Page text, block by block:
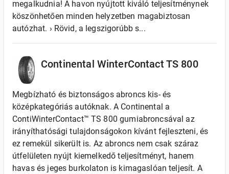
megalkudnia! A havon nyújtott kiváló teljesítménynek
köszönhetően minden helyzetben magabiztosan
autózhat. › Rövid, a legszigorúbb s...
Continental WinterContact TS 800
Megbízható és biztonságos abroncs kis- és
középkategóriás autóknak. A Continental a
ContiWinterContact™ TS 800 gumiabroncsával az
irányíthatósági tulajdonságokon kívánt fejleszteni, és
ez remekül sikerült is. Az abroncs nem csak száraz
útfelületen nyújt kiemelkedő teljesítményt, hanem
havas és jeges burkolaton is kimagaslóan teljesít. A